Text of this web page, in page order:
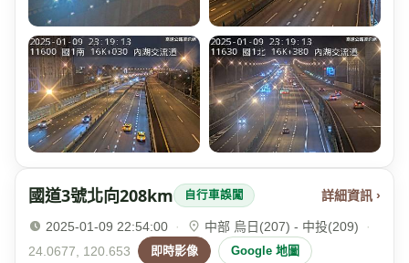
國道3號北向208km 自行車誤闖 詳細資訊 ›
2025-01-09 22:54:00 · 中部 烏日(207) - 中投(209)
·
24.0677, 120.653
即時影像 Google 地圖